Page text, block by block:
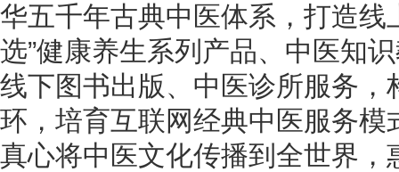
华五千年古典中医体系，打造线
选”健康养生系列产品、中医知
线下图书出版、中医诊所服务，
环，培育互联网经典中医服务
真心将中医文化传播到全世界，